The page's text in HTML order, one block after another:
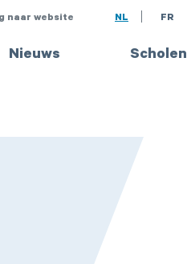
naar website NL FR
Nieuws Scholen